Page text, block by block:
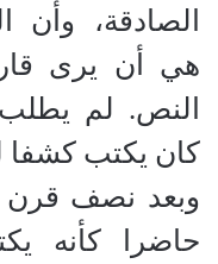
الصادقة، وأن
هي أن يرى
النص. لم يطلب
كان يكتب كشفا
وبعد نصف قرن
حاضرا كأنه